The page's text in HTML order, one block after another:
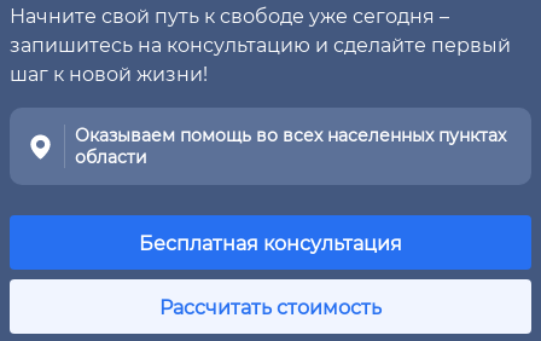
Начните свой путь к свободе уже сегодня –
запишитесь на консультацию и сделайте первый
шаг к новой жизни!
Оказываем помощь во всех населенных пунктах
области
Бесплатная консультация
Рассчитать стоимость